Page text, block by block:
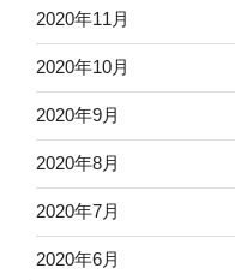
2020年11月
2020年10月
2020年9月
2020年8月
2020年7月
2020年6月